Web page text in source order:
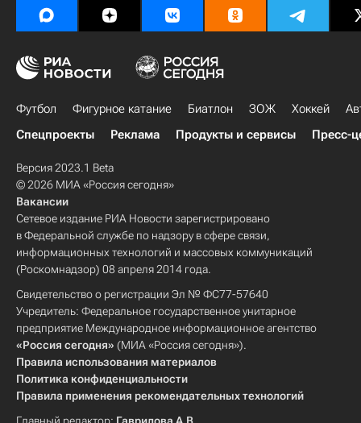
Футбол Фигурное катание Биатлон ЗОЖ Хоккей
Спецпроекты
Реклама Продукты и сервисы Пресс-
Версия 2023.1 Beta
© 2026 МИА «Россия сегодня»
Вакансии
Сетевое издание РИА Новости зарегистрировано
в Федеральной службе по надзору в сфере связи,
информационных технологий и массовых коммуникаций
(Роскомнадзор) 08 апреля 2014 года.
Свидетельство о регистрации Эл № ФС77-57640
Учредитель: Федеральное государственное унитарное
предприятие Международное информационное агентство
«Россия сегодня» (МИА «Россия сегодня»).
Правила использования материалов
Политика конфиденциальности
Правила применения рекомендательных технологий